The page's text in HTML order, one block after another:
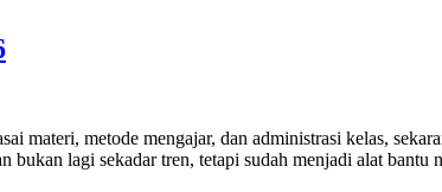
materi, metode mengajar, dan administrasi kelas,
lagi sekadar tren, tetapi sudah menjadi alat